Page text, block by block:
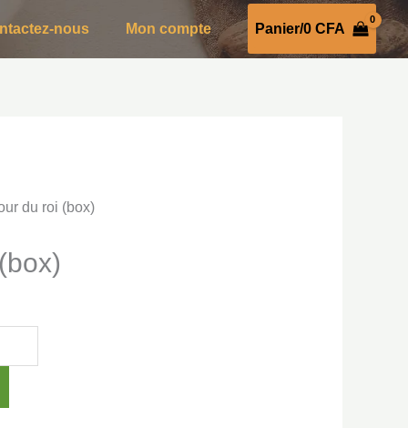
nous Mon compte Panier/0CFA
du roi (box)